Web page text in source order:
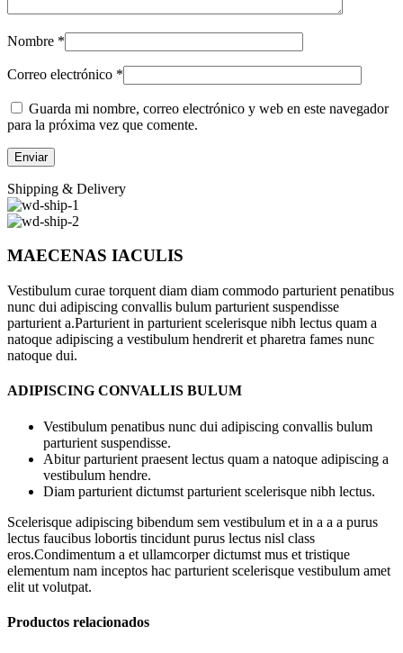
Nombre *
Correo electrónico *
Guarda mi nombre, correo electrónico y web en este navegador
para la próxima vez que comente.
Shipping & Delivery
MAECENAS IACULIS
Vestibulum curae torquent diam diam commodo parturient penatibus
nunc dui adipiscing convallis bulum parturient suspendisse
parturient a.Parturient in parturient scelerisque nibh lectus quam a
natoque adipiscing a vestibulum hendrerit et pharetra fames nunc
natoque dui.
ADIPISCING CONVALLIS BULUM
Vestibulum penatibus nunc dui adipiscing convallis bulum
parturient suspendisse.
Abitur parturient praesent lectus quam a natoque adipiscing a
vestibulum hendre.
Diam parturient dictumst parturient scelerisque nibh lectus.
Scelerisque adipiscing bibendum sem vestibulum et in a a a purus
lectus faucibus lobortis tincidunt purus lectus nisl class
eros.Condimentum a et ullamcorper dictumst mus et tristique
elementum nam inceptos hac parturient scelerisque vestibulum amet
elit ut volutpat.
Productos relacionados